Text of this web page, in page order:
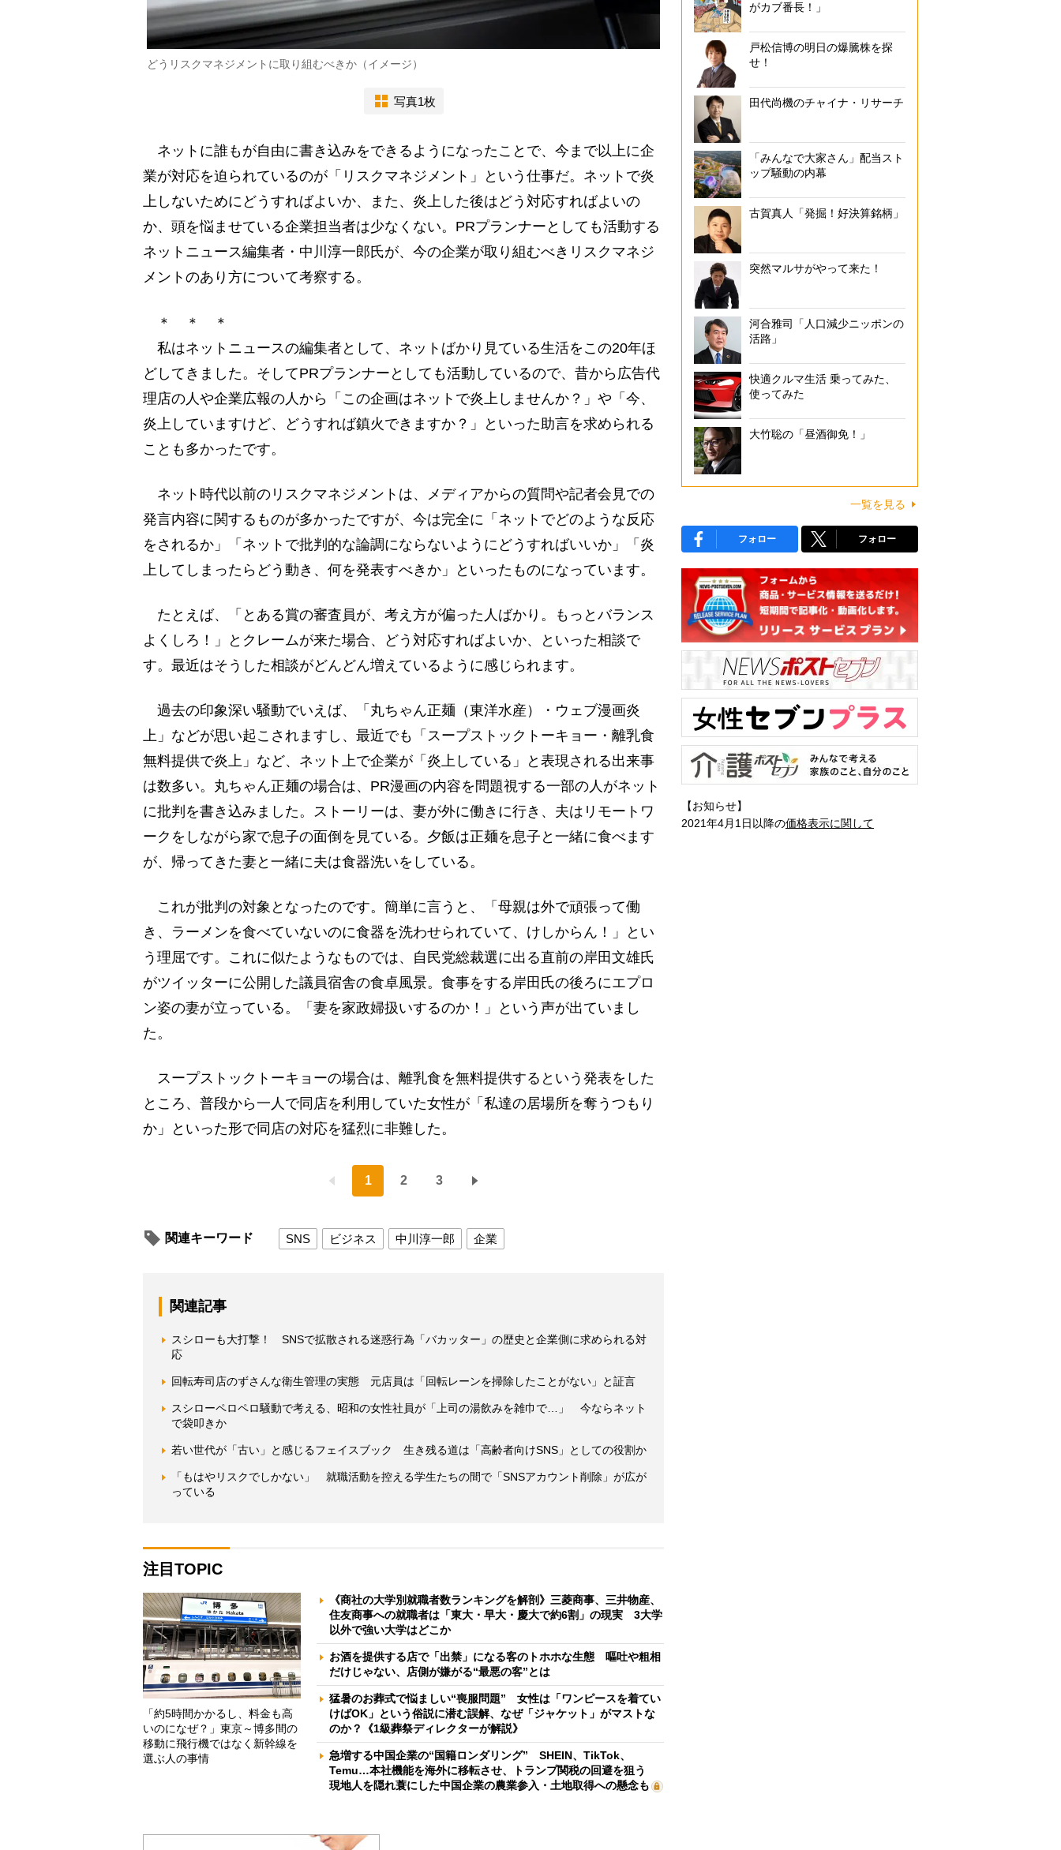
どうリスクマネジメントに取り組むべきか（イメージ）
写真1枚
ネットに誰もが自由に書き込みをできるようになったことで、今まで以上に企
業が対応を迫られているのが「リスクマネジメント」という仕事だ。ネットで炎
上しないためにどうすればよいか、また、炎上した後はどう対応すればよいの
か、頭を悩ませている企業担当者は少なくない。PRプランナーとしても活動する
ネットニュース編集者・中川淳一郎氏が、今の企業が取り組むべきリスクマネジ
メントのあり方について考察する。
＊ ＊ ＊
私はネットニュースの編集者として、ネットばかり見ている生活をこの20年ほ
どしてきました。そしてPRプランナーとしても活動しているので、昔から広告代
理店の人や企業広報の人から「この企画はネットで炎上しませんか？」や「今、
炎上していますけど、どうすれば鎮火できますか？」といった助言を求められる
ことも多かったです。
ネット時代以前のリスクマネジメントは、メディアからの質問や記者会見での
発言内容に関するものが多かったですが、今は完全に「ネットでどのような反応
をされるか」「ネットで批判的な論調にならないようにどうすればいいか」「炎
上してしまったらどう動き、何を発表すべきか」といったものになっています。
たとえば、「とある賞の審査員が、考え方が偏った人ばかり。もっとバランス
よくしろ！」とクレームが来た場合、どう対応すればよいか、といった相談で
す。最近はそうした相談がどんどん増えているように感じられます。
過去の印象深い騒動でいえば、「丸ちゃん正麺（東洋水産）・ウェブ漫画炎
上」などが思い起こされますし、最近でも「スープストックトーキョー・離乳食
無料提供で炎上」など、ネット上で企業が「炎上している」と表現される出来事
は数多い。丸ちゃん正麺の場合は、PR漫画の内容を問題視する一部の人がネット
に批判を書き込みました。ストーリーは、妻が外に働きに行き、夫はリモートワ
ークをしながら家で息子の面倒を見ている。夕飯は正麺を息子と一緒に食べます
が、帰ってきた妻と一緒に夫は食器洗いをしている。
これが批判の対象となったのです。簡単に言うと、「母親は外で頑張って働
き、ラーメンを食べていないのに食器を洗わせられていて、けしからん！」とい
う理屈です。これに似たようなものでは、自民党総裁選に出る直前の岸田文雄氏
がツイッターに公開した議員宿舎の食卓風景。食事をする岸田氏の後ろにエプロ
ン姿の妻が立っている。「妻を家政婦扱いするのか！」という声が出ていまし
た。
スープストックトーキョーの場合は、離乳食を無料提供するという発表をした
ところ、普段から一人で同店を利用していた女性が「私達の居場所を奪うつもり
か」といった形で同店の対応を猛烈に非難した。
1 2 3
関連キーワード SNS ビジネス 中川淳一郎 企業
関連記事
スシローも大打撃！ SNSで拡散される迷惑行為「バカッター」の歴史と企業側に求められる対
応
回転寿司店のずさんな衛生管理の実態 元店員は「回転レーンを掃除したことがない」と証言
スシローペロペロ騒動で考える、昭和の女性社員が「上司の湯飲みを雑巾で…」 今ならネット
で袋叩きか
若い世代が「古い」と感じるフェイスブック 生き残る道は「高齢者向けSNS」としての役割か
「もはやリスクでしかない」 就職活動を控える学生たちの間で「SNSアカウント削除」が広が
っている
注目TOPIC
「約5時間かかるし、料金も高
いのになぜ？」東京～博多間の
移動に飛行機ではなく新幹線を
選ぶ人の事情
《商社の大学別就職者数ランキングを解剖》三菱商事、三井物産、
住友商事への就職者は「東大・早大・慶大で約6割」の現実 3大学
以外で強い大学はどこか
お酒を提供する店で「出禁」になる客のトホホな生態 嘔吐や粗相
だけじゃない、店側が嫌がる“最悪の客”とは
猛暑のお葬式で悩ましい“喪服問題” 女性は「ワンピースを着てい
けばOK」という俗説に潜む誤解、なぜ「ジャケット」がマストな
のか？《1級葬祭ディレクターが解説》
急増する中国企業の“国籍ロンダリング” SHEIN、TikTok、
Temu…本社機能を海外に移転させ、トランプ関税の回避を狙う
現地人を隠れ蓑にした中国企業の農業参入・土地取得への懸念も
がカブ番長！」
戸松信博の明日の爆騰株を探
せ！
田代尚機のチャイナ・リサーチ
「みんなで大家さん」配当スト
ップ騒動の内幕
古賀真人「発掘！好決算銘柄」
突然マルサがやって来た！
河合雅司「人口減少ニッポンの
活路」
快適クルマ生活 乗ってみた、
使ってみた
大竹聡の「昼酒御免！」
一覧を見る
フォロー フォロー
【お知らせ】
2021年4月1日以降の価格表示に関して